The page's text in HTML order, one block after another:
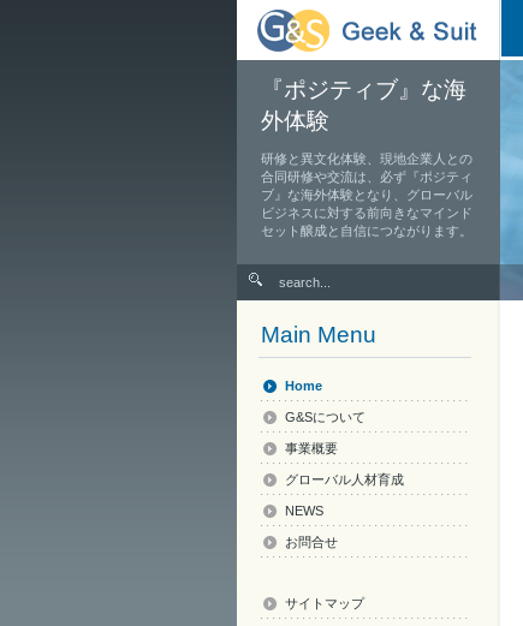
『ポジティブ』な海
外体験
研修と異文化体験、現地企業人との
合同研修や交流は、必ず『ポジティ
ブ』な海外体験となり、グローバル
ビジネスに対する前向きなマインド
セット醸成と自信につながります。
Main Menu
Home
G&Sについて
事業概要
グローバル人材育成
NEWS
お問合せ
サイトマップ